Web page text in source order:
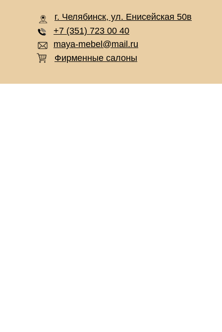
Фирменные салоны
г. Челябинск, ул. Енисейская 50в
+7 (351) 723 00 40
maya-mebel@mail.ru